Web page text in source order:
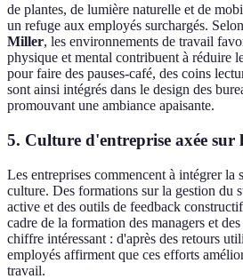
de plantes, de lumière naturelle et de
un refuge aux employés surchargés.
Miller, les environnements de travail
physique et mental contribuent à réduire
pour faire des pauses-café, des coins
sont ainsi intégrés dans le design des
promouvant une ambiance apaisante.
5. Culture d'entreprise axée sur
Les entreprises commencent à intégrer la
culture. Des formations sur la gestion du
active et des outils de feedback
cadre de la formation des managers et
chiffre intéressant : d'après des retours
employés affirment que ces efforts
travail.